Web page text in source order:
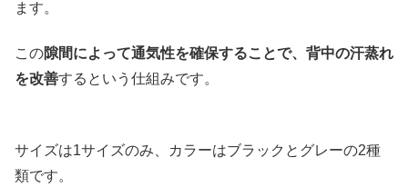
ます。
この隙間によって通気性を確保することで、背中の汗蒸れ
を改善するという仕組みです。
サイズは1サイズのみ、カラーはブラックとグレーの2種
類です。